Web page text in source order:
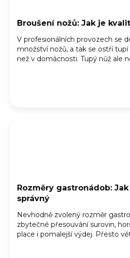
Broušení nožů: Jak je
V profesionálních provozech se
množství nožů, a tak se ostří
než v domácnosti. Tupý nůž ale
Rozměry gastronádob:
správný
Nevhodně zvolený rozměr
zbytečné přesouvání surovin,
place i pomalejší výdej. Přesto